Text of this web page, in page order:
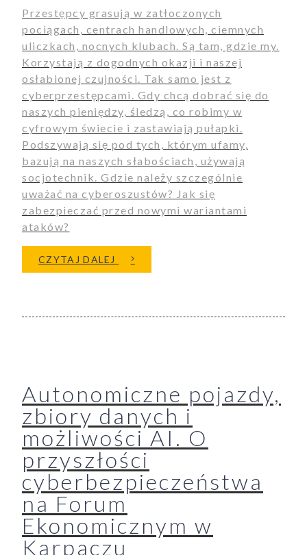
Przestępcy grasują w zatłoczonych
pociągach, centrach handlowych, ciemnych
uliczkach, nocnych klubach. Są tam, gdzie my.
Korzystają z dogodnych okazji i naszej
osłabionej czujności. Tak samo jest z
cyberprzestępcami. Gdy chcą dobrać się do
naszych pieniędzy, śledzą, co robimy w
cyfrowym świecie i zastawiają pułapki.
Podszywają się pod tych, którym ufamy,
bazują na naszych słabościach, używają
socjotechnik. Gdzie należy szczególnie
uważać na cyberoszustów? Jak się
zabezpieczać przed nowymi wariantami
ataków?
CZYTAJ DALEJ O Z
Autonomiczne pojazdy,
zbiory danych i
możliwości AI. O
przyszłości
cyberbezpieczeństwa
na Forum
Ekonomicznym w
Karpaczu